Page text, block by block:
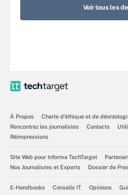
Voir tous les
À Propos
Charte d’éthique et de
Rencontrez les journalistes
Contacts
Réimpressions
Site Web pour Informa TechTarget
Nos Journalistes et Experts
Dossier de
E-Handbooks Conseils IT Opinions